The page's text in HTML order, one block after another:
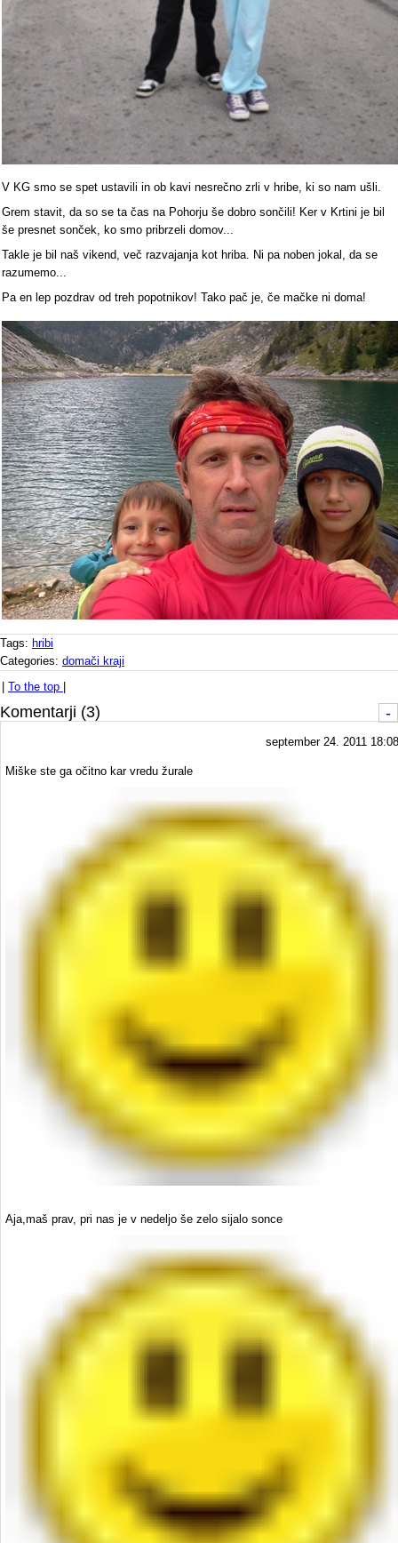
V KG smo se spet ustavili in ob kavi nesrečno zrli v hribe, ki so nam ušli.
Grem stavit, da so se ta čas na Pohorju še dobro sončili! Ker v Krtini je bil
še presnet sonček, ko smo pribrzeli domov...
Takle je bil naš vikend, več razvajanja kot hriba. Ni pa noben jokal, da se
razumemo...
Pa en lep pozdrav od treh popotnikov! Tako pač je, če mačke ni doma!
Tags: hribi
Categories: domači kraji
| To the top |
Komentarji (3) -
september 24. 2011 18:08
Miške ste ga očitno kar vredu žurale
Aja,maš prav, pri nas je v nedeljo še zelo sijalo sonce